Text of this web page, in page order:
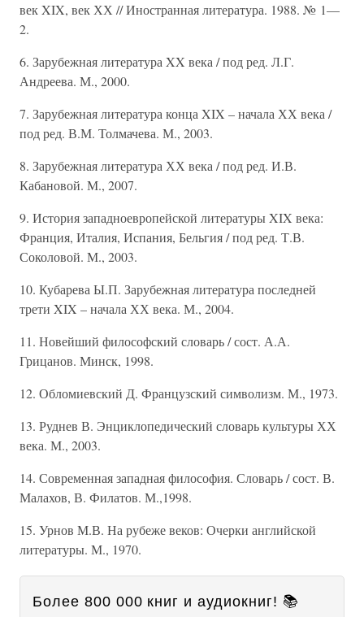
век XIX, век ХХ // Иностранная литература. 1988. № 1—
2.
6. Зарубежная литература XX века / под ред. Л.Г.
Андреева. М., 2000.
7. Зарубежная литература конца XIX – начала ХХ века /
под ред. В.М. Толмачева. М., 2003.
8. Зарубежная литература ХХ века / под ред. И.В.
Кабановой. М., 2007.
9. История западноевропейской литературы XIX века:
Франция, Италия, Испания, Бельгия / под ред. Т.В.
Соколовой. М., 2003.
10. Кубарева Ы.П. Зарубежная литература последней
трети XIX – начала ХХ века. М., 2004.
11. Новейший философский словарь / сост. А.А.
Грицанов. Минск, 1998.
12. Обломиевский Д. Французский символизм. М., 1973.
13. Руднев В. Энциклопедический словарь культуры ХХ
века. М., 2003.
14. Современная западная философия. Словарь / сост. В.
Малахов, В. Филатов. М.,1998.
15. Урнов М.В. На рубеже веков: Очерки английской
литературы. М., 1970.
Более 800 000 книг и аудиокниг! 📚